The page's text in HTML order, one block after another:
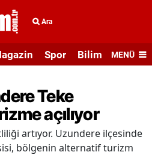
Ara
Spor Bilim veMENÜ
Teke
açılıyor
artıyor. Uzundere ilçesinde
bölgenin alternatif turizm